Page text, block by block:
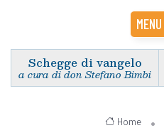
MENU
Schegge di vangelo
a cura di don Stefano Bimbi
Home